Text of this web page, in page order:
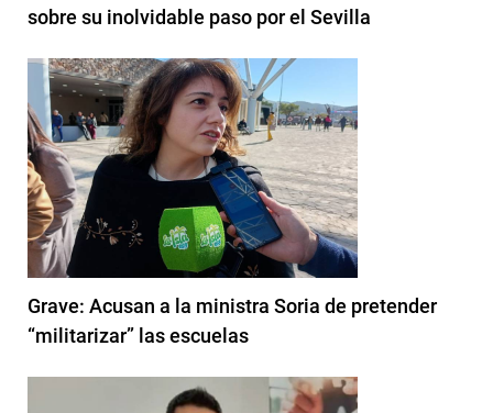
sobre su inolvidable paso por el Sevilla
Grave: Acusan a la ministra Soria de pretender
“militarizar” las escuelas